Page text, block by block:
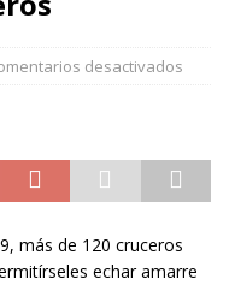
desactivados
más de 120 cruceros
echar amarre